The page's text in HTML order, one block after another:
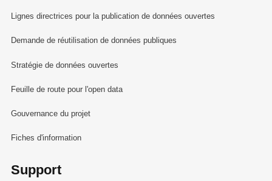
Lignes directrices pour la publication de données ouvertes
Demande de réutilisation de données publiques
Stratégie de données ouvertes
Feuille de route pour l'open data
Gouvernance du projet
Fiches d'information
Support